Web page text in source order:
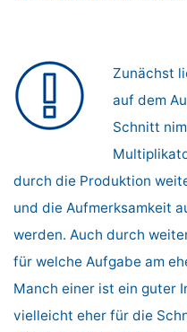
Zunächst
auf dem
Schnitt
durch die Produktion
und die Aufmerksamkeit
werden. Auch durch
für welche Aufgabe am
Manch einer ist ein guter
vielleicht eher für die